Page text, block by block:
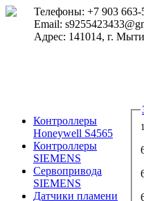
Телефоны: +7 903 663-
Email:
Адрес: 141014, г.
Контроллеры
Honeywell S4565
Контроллеры
SIEMENS
Сервопривода
SIEMENS
Датчики пламени